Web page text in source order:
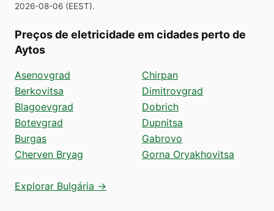
2026-08-06 (EEST).
Preços de eletricidade em cidades perto de
Aytos
Asenovgrad
Berkovitsa
Blagoevgrad
Botevgrad
Burgas
Cherven Bryag
Chirpan
Dimitrovgrad
Dobrich
Dupnitsa
Gabrovo
Gorna Oryakhovitsa
Explorar Bulgária →